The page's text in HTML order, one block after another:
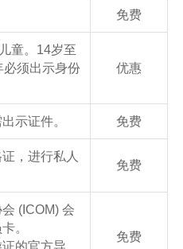
免费
童。14岁至
必须出示身份
优惠
示证件。 免费
，进行私人
免费
(ICOM) 会
。
的官方导
免费